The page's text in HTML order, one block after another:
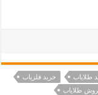
طلایاب
خرید فلزیاب
طلایاب